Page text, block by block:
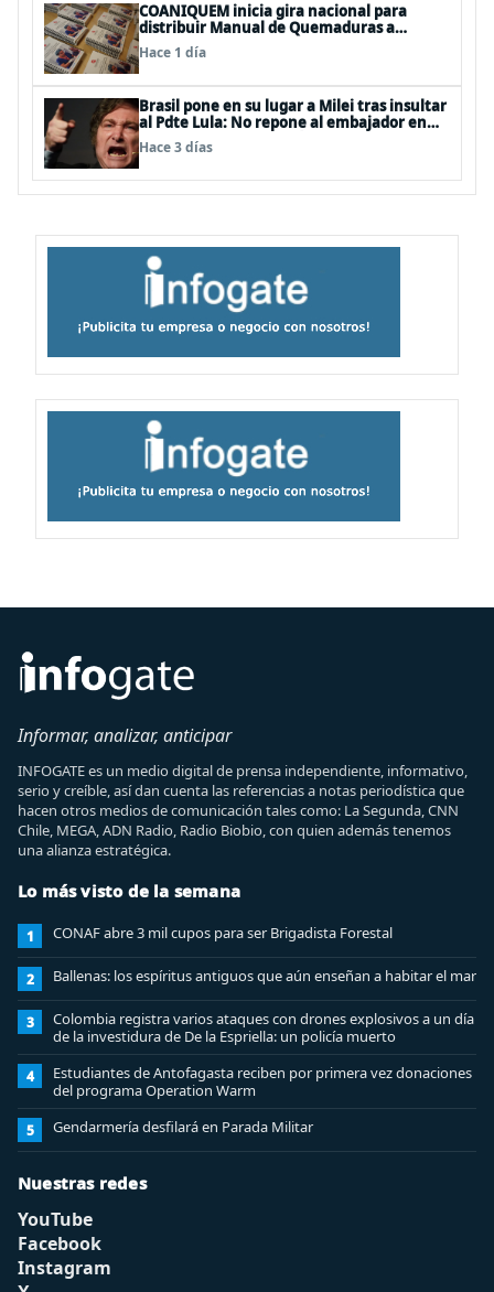
COANIQUEM inicia gira nacional para
distribuir Manual de Quemaduras a
profesionales de la salud
Hace 1 día
Brasil pone en su lugar a Milei tras insultar
al Pdte Lula: No repone al embajador en
BBSS y rebaja la relación bilateral
Hace 3 días
Informar, analizar, anticipar
INFOGATE es un medio digital de prensa independiente, informativo,
serio y creíble, así dan cuenta las referencias a notas periodística que
hacen otros medios de comunicación tales como: La Segunda, CNN
Chile, MEGA, ADN Radio, Radio Biobio, con quien además tenemos
una alianza estratégica.
Lo más visto de la semana
1 CONAF abre 3 mil cupos para ser Brigadista Forestal
2 Ballenas: los espíritus antiguos que aún enseñan a habitar el mar
3
Colombia registra varios ataques con drones explosivos a un día
de la investidura de De la Espriella: un policía muerto
4
Estudiantes de Antofagasta reciben por primera vez donaciones
del programa Operation Warm
5 Gendarmería desfilará en Parada Militar
Nuestras redes
YouTube
Facebook
Instagram